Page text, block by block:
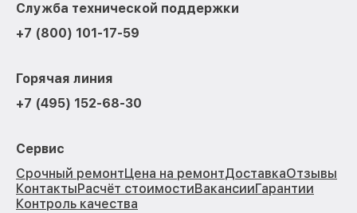
Служба технической поддержки
+7 (800) 101-17-59
Горячая линия
+7 (495) 152-68-30
Сервис
Срочный ремонтЦена на ремонтДоставкаОтзывы
КонтактыРасчёт стоимостиВакансииГарантии
Контроль качества